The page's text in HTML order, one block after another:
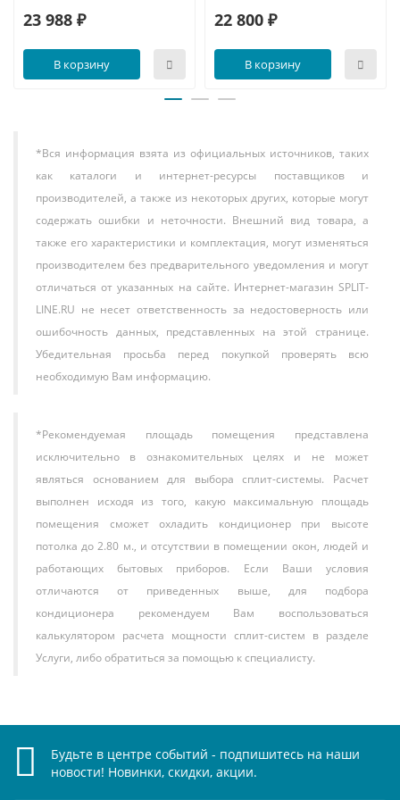
температуры, что положительно сказывается на
Тихая работа внутреннего блока. Уровень шума
всего 24 дБ(А) ночью позволяет использовать
кондиционер в спальне или детской комнате, не
Охлаждение эффективно при уличной температуре
до +43°C, обогрев — до -7°C, что делает систему
пригодной для использования в большинстве
регионов России, включая жаркое краснодарское
лето.
Многоступенчатая система фильтрации.
Встроенный антибактериальный и пылевой фильтры
микроорганизмы, обеспечивая подачу в комнату
более чистого воздуха.
Умное и простое управление. На пульте ДУ —
интуитивно понятные кнопки для всех основных
скорости вентилятора, таймер, настройка
температуры.
Режим «Тихий ночной». Автоматически снижает
скорость вентилятора и уровень шума для
комфортного ночного использования.
Авторестарт. После внезапного отключения
электричества кондиционер возобновит работу в том
же режиме, что и до сбоя.
Защита от переохлаждения . В режиме обогрева
компрессора при низких уличных температурах,
по току гарантируют долгий срок службы
оборудования.
23 988 ₽
В корзину
22 800 ₽
В корзину
*Вся информация взята из официальных источников, таких
как каталоги и интернет-ресурсы поставщиков и
производителей, а также из некоторых других, которые могут
содержать ошибки и неточности. Внешний вид товара, а
также его характеристики и комплектация, могут изменяться
производителем без предварительного уведомления и могут
отличаться от указанных на сайте. Интернет-магазин SPLIT-
LINE.RU не несет ответственность за недостоверность или
ошибочность данных, представленных на этой странице.
Убедительная просьба перед покупкой проверять всю
необходимую Вам информацию.
*Рекомендуемая площадь помещения представлена
исключительно в ознакомительных целях и не может
являться основанием для выбора сплит-системы. Расчет
выполнен исходя из того, какую максимальную площадь
помещения сможет охладить кондиционер при высоте
потолка до 2.80 м., и отсутствии в помещении окон, людей и
работающих бытовых приборов. Если Ваши условия
отличаются от приведенных выше, для подбора
кондиционера рекомендуем Вам воспользоваться
калькулятором расчета мощности сплит-систем в разделе
Услуги, либо обратиться за помощью к специалисту.
Будьте в центре событий - подпишитесь на наши
новости! Новинки, скидки, акции.